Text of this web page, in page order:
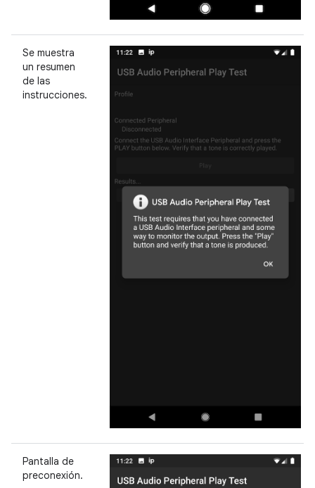
Se muestra
un resumen
de las
instrucciones.
Pantalla de
preconexión.